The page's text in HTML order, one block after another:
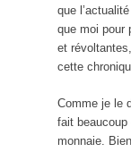
que
que moi pour
et
cette
Comme je le
fait
monnaie.